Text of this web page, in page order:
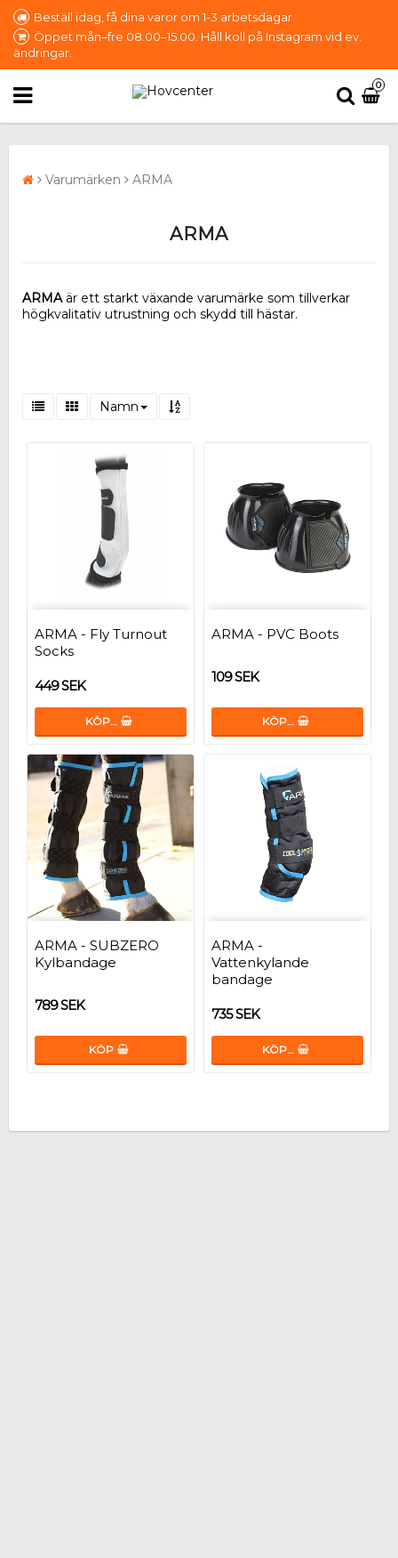
Beställ idag, få dina varor om 1-3 arbetsdagar
Öppet mån–fre 08.00–15.00. Håll koll på Instagram vid ev.
ändringar.
0
Varumärken ARMA
ARMA
ARMA är ett starkt växande varumärke som tillverkar
högkvalitativ utrustning och skydd till hästar.
Namn
ARMA - Fly Turnout
Socks
449 SEK
KÖP…
ARMA - PVC Boots
109 SEK
KÖP…
ARMA - SUBZERO
Kylbandage
789 SEK
KÖP
ARMA -
Vattenkylande
bandage
735 SEK
KÖP…